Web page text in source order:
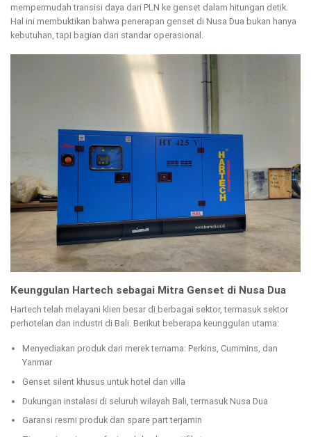
mempermudah transisi daya dari PLN ke genset dalam hitungan detik.
Hal ini membuktikan bahwa penerapan genset di Nusa Dua bukan hanya
kebutuhan, tapi bagian dari standar operasional.
Keunggulan Hartech sebagai Mitra Genset di Nusa Dua
Hartech telah melayani klien besar di berbagai sektor, termasuk sektor
perhotelan dan industri di Bali. Berikut beberapa keunggulan utama:
Menyediakan produk dari merek ternama: Perkins, Cummins, dan
Yanmar
Genset silent khusus untuk hotel dan villa
Dukungan instalasi di seluruh wilayah Bali, termasuk Nusa Dua
Garansi resmi produk dan spare part terjamin